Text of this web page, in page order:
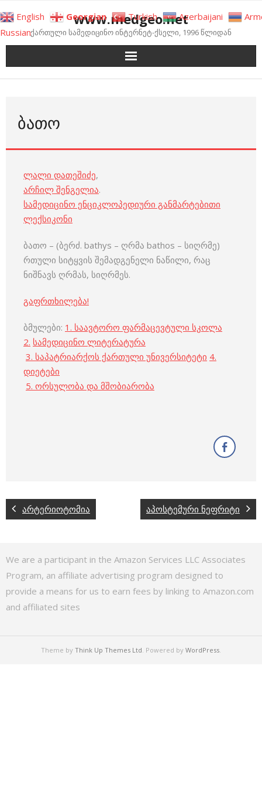
to
content
www.medgeo.net
ქართული სამედიცინო ინტერნეტ-ქსელი, 1996 წლიდან
ᲑᲐᲗᲝ
ლალი დათეშიძე,
არჩილ შენგელია.
სამედიცინო ენციკლოპედიური განმარტებითი
ლექსიკონი
ბათო – (ბერძ. bathys – ღრმა bathos – სიღრმე)
რთული სიტყვის შემადგენელი ნაწილი, რაც
ნიშნავს ღრმას, სიღრმეს.
გაფრთხილება!
ბმულები: 1. საავტორო ფარმაცევტული სკოლა
2. სამედიცინო ლიტერატურა
3. საპატრიარქოს ქართული უნივერსიტეტი 4.
დიეტები
5. ორსულობა და მშობიარობა
არტერიოტომია აპოსტემური ნეფრიტი
We are a participant in the Amazon Services LLC Associates
Program, an affiliate advertising program designed to
provide a means for us to earn fees by linking to Amazon.com
and affiliated sites
Theme by Think Up Themes Ltd. Powered by WordPress.
English Georgian Turkish Azerbaijani
Russian